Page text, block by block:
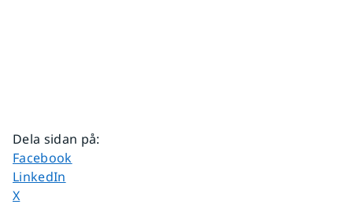
Dela sidan på:
Dela sidan på
Facebook
Dela sidan på
LinkedIn
Dela sidan på
X